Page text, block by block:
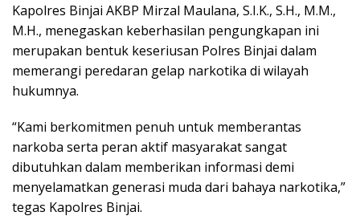
Kapolres Binjai AKBP Mirzal Maulana, S.I.K., S.H., M.M.,
M.H., menegaskan keberhasilan pengungkapan ini
merupakan bentuk keseriusan Polres Binjai dalam
memerangi peredaran gelap narkotika di wilayah
hukumnya.
“Kami berkomitmen penuh untuk memberantas
narkoba serta peran aktif masyarakat sangat
dibutuhkan dalam memberikan informasi demi
menyelamatkan generasi muda dari bahaya narkotika,”
tegas Kapolres Binjai.